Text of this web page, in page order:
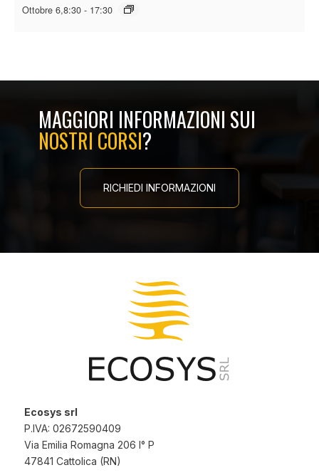
Ottobre 6,8:30 - 17:30
MAGGIORI INFORMAZIONI SUI
NOSTRI CORSI?
RICHIEDI INFORMAZIONI
Ecosys srl
P.IVA: 02672590409
Via Emilia Romagna 206 I° P
47841 Cattolica (RN)